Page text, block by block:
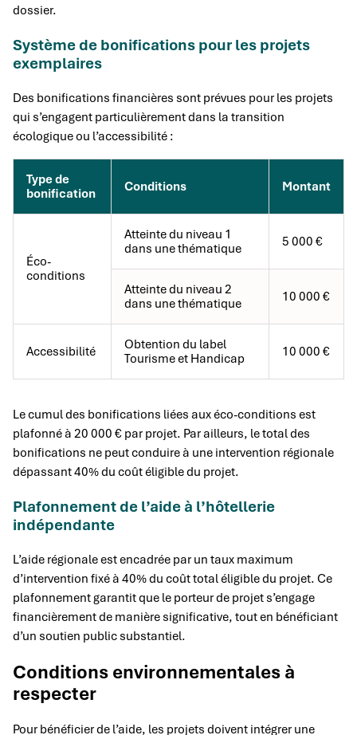
dossier.
Système de bonifications pour les projets
exemplaires
Des bonifications financières sont prévues pour les projets
qui s’engagent particulièrement dans la transition
écologique ou l’accessibilité :
Type de
bonification
Conditions Montant
Éco-
conditions
Atteinte du niveau 1
dans une thématique
5 000 €
Atteinte du niveau 2
dans une thématique
10 000 €
Accessibilité
Obtention du label
Tourisme et Handicap
10 000 €
Le cumul des bonifications liées aux éco-conditions est
plafonné à 20 000 € par projet. Par ailleurs, le total des
bonifications ne peut conduire à une intervention régionale
dépassant 40% du coût éligible du projet.
Plafonnement de l’aide à l’hôtellerie
indépendante
L’aide régionale est encadrée par un taux maximum
d’intervention fixé à 40% du coût total éligible du projet. Ce
plafonnement garantit que le porteur de projet s’engage
financièrement de manière significative, tout en bénéficiant
d’un soutien public substantiel.
Conditions environnementales à
respecter
Pour bénéficier de l’aide, les projets doivent intégrer une